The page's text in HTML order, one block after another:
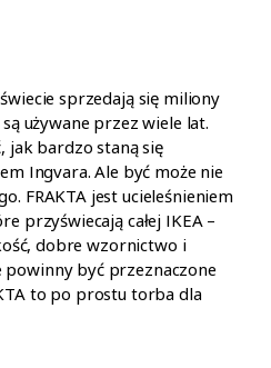
sprzedają się miliony
używane przez wiele lat.
jak bardzo staną się
Ingvara. Ale być może nie
FRAKTA jest ucieleśnieniem
przyświecają całej IKEA –
dobre wzornictwo i
być przeznaczone
to po prostu torba dla